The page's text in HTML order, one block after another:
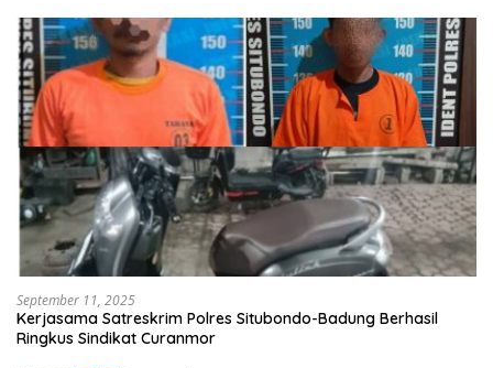
September 11, 2025
Kerjasama Satreskrim Polres Situbondo-Badung Berhasil
Ringkus Sindikat Curanmor